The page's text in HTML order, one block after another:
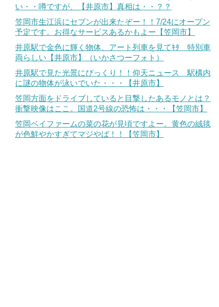
い・・噂ですが、【井原市】真相は・・？？
笠岡市生江浜にセブンが出来たぞー！！7/24にオープン
予定です。お得なサービスあるかもよー【笠岡市】
井原駅で金色に輝く物体、アート列車を見てｷﾀ 特別車
両らしい【井原市】（いかさつーフォト）
井原駅で見た光景にびっくり！！仰天ニュース 駅構内
に謎の物体が泳いでいた・・・【井原市】
笠岡方面をドライブしていると目撃したあるモノとは？
衝撃映像はここ。国道2号線の恐怖は・・・【笠岡市】
笠岡ベイファームの菜の花が見頃ですよー。黄色の絨毯
が色鮮やかすぎてマジやば！！【笠岡市】